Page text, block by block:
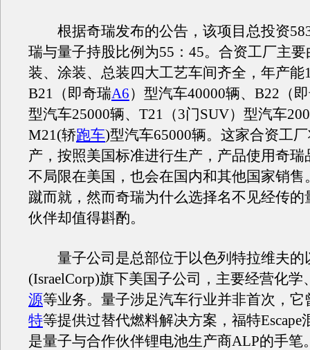
根据奇瑞发布的公告，该项目总投资
瑞与量子持股比例为55：45。合资工厂主
装、涂装、总装四大工艺车间齐全，年产能
B21（即奇瑞A6）型汽车40000辆、B22（
型汽车25000辆、T21（3门SUV）型汽车
M21(轿跑车)型汽车65000辆。这家合资工
产，按照美国标准进行生产，产品使用奇瑞
不局限在美国，也会在国内和其他国家销售
蹴而就，然而奇瑞为什么选择名不见经传的
伙伴却值得斟酌。
量子公司是总部位于以色列特拉维夫的
(IsraelCorp)旗下美国子公司，主要经营化学
源等业务。量子涉足汽车行业并非首次，它
特等提供过替代燃料解决方案，福特Escape
是量子与合作伙伴锂电池生产商ALP的手笔